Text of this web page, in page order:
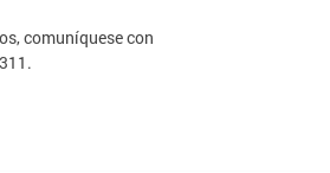
comuníquese con